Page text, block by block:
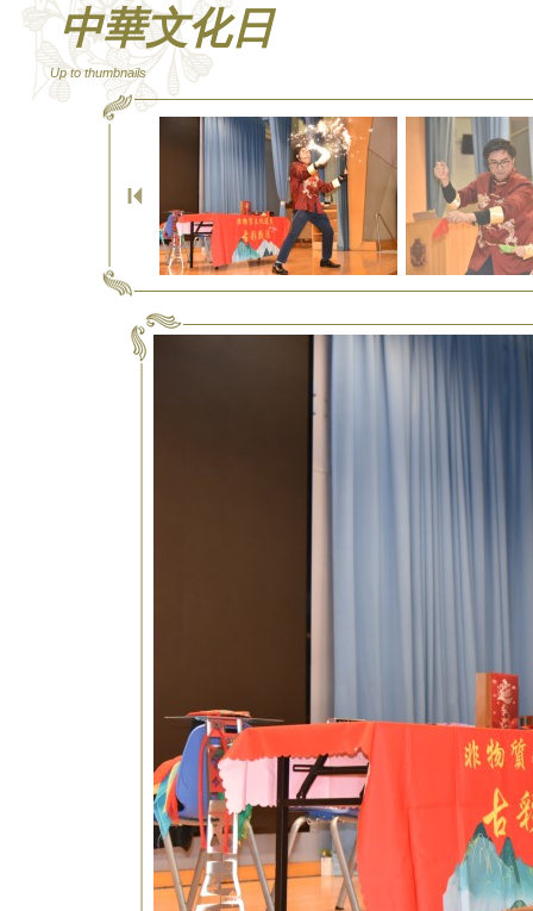
中華文化日
Up to thumbnails